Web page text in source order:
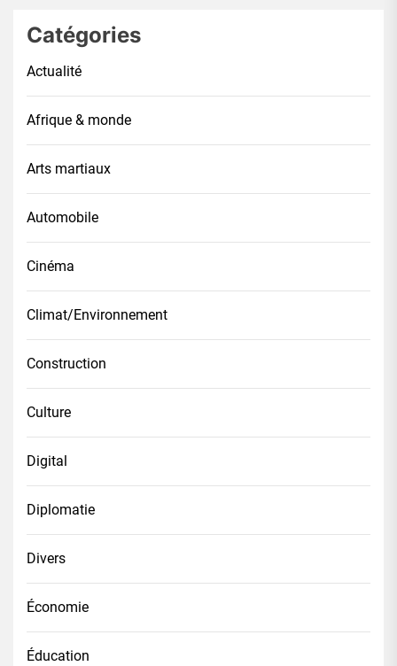
Catégories
Actualité
Afrique & monde
Arts martiaux
Automobile
Cinéma
Climat/Environnement
Construction
Culture
Digital
Diplomatie
Divers
Économie
Éducation